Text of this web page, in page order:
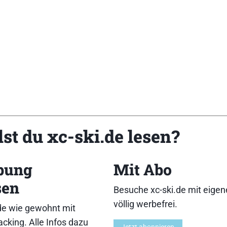
191][Breite v / m / h (mm): 42/44/43/
Skating-Ski mit insgesamt guter
du xc-ski.de lesen?
wie gewohnt mit
Alle Infos dazu
Mit Abo
Besuche xc-ski.de mit
völlig werbefrei.